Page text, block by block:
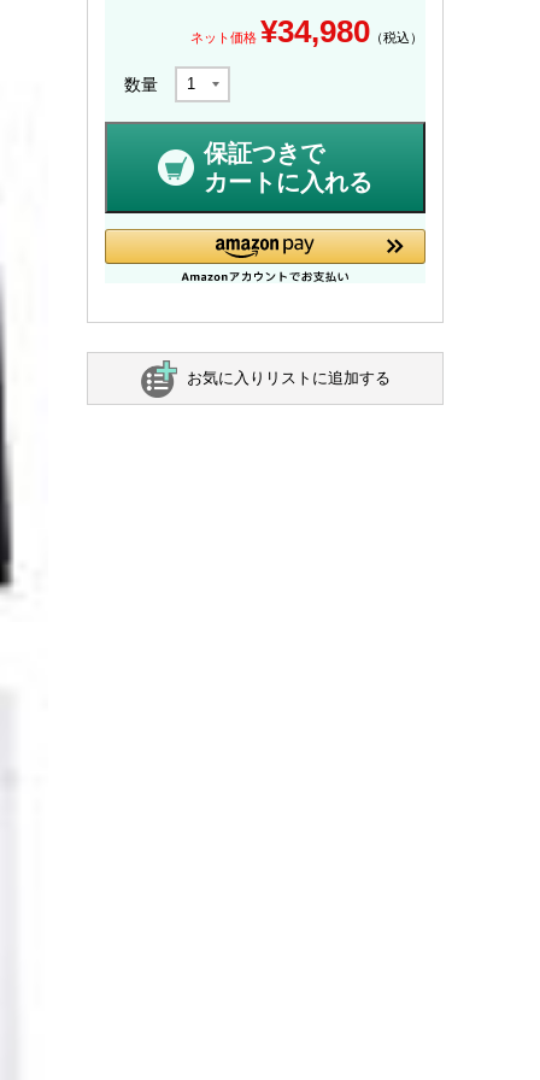
ネット価格 ¥34,980 （税込）
数量
保証つきで
カートに入れる
お気に入りリストに追加する